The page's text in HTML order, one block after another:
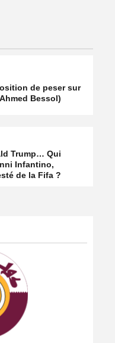
de peser sur
Bessol)
Trump… Qui
Infantino,
de la Fifa ?